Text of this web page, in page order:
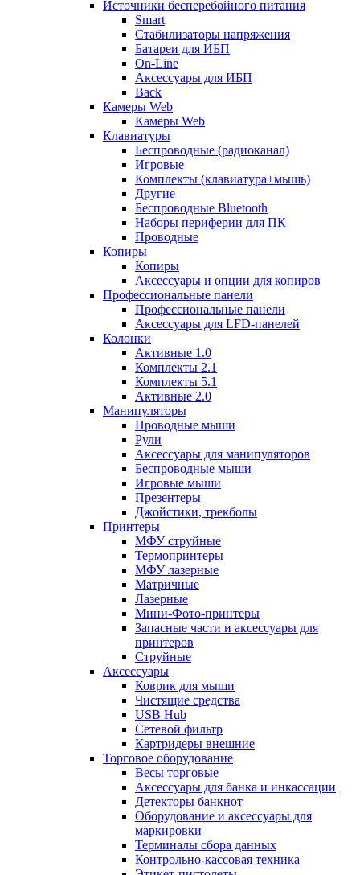
Источники бесперебойного питания
Smart
Стабилизаторы напряжения
Батареи для ИБП
On-Line
Аксессуары для ИБП
Back
Камеры Web
Камеры Web
Клавиатуры
Беспроводные (радиоканал)
Игровые
Комплекты (клавиатура+мышь)
Другие
Беспроводные Bluetooth
Наборы периферии для ПК
Проводные
Копиры
Копиры
Аксессуары и опции для копиров
Профессиональные панели
Профессиональные панели
Аксессуары для LFD-панелей
Колонки
Активные 1.0
Комплекты 2.1
Комплекты 5.1
Активные 2.0
Манипуляторы
Проводные мыши
Рули
Аксессуары для манипуляторов
Беспроводные мыши
Игровые мыши
Презентеры
Джойстики, трекболы
Принтеры
МФУ струйные
Термопринтеры
МФУ лазерные
Матричные
Лазерные
Мини-Фото-принтеры
Запасные части и аксессуары для
принтеров
Струйные
Аксессуары
Коврик для мыши
Чистящие средства
USB Hub
Сетевой фильтр
Картридеры внешние
Торговое оборудование
Весы торговые
Аксессуары для банка и инкассации
Детекторы банкнот
Оборудование и аксессуары для
маркировки
Терминалы сбора данных
Контрольно-кассовая техника